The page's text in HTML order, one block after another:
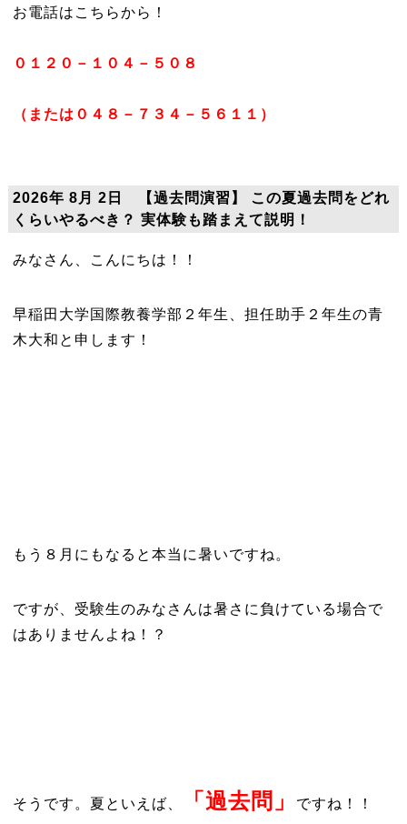
お電話はこちらから！
０１２０－１０４－５０８
（または０４８－７３４－５６１１）
2026年 8月 2日 【過去問演習】 この夏過去問をどれ
くらいやるべき？ 実体験も踏まえて説明！
みなさん、こんにちは！！
早稲田大学国際教養学部２年生、担任助手２年生の青
木大和と申します！
もう８月にもなると本当に暑いですね。
ですが、受験生のみなさんは暑さに負けている場合で
はありませんよね！？
そうです。夏といえば、 「過去問」 ですね！！